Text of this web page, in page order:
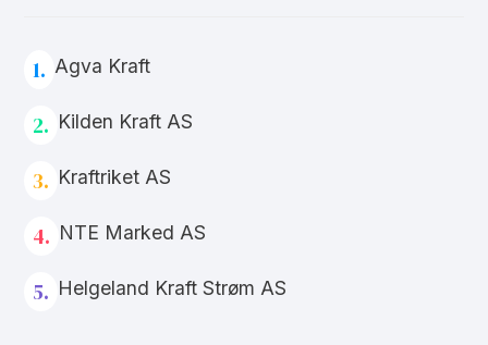
1. Agva Kraft
2. Kilden Kraft AS
3. Kraftriket AS
4. NTE Marked AS
5. Helgeland Kraft Strøm AS